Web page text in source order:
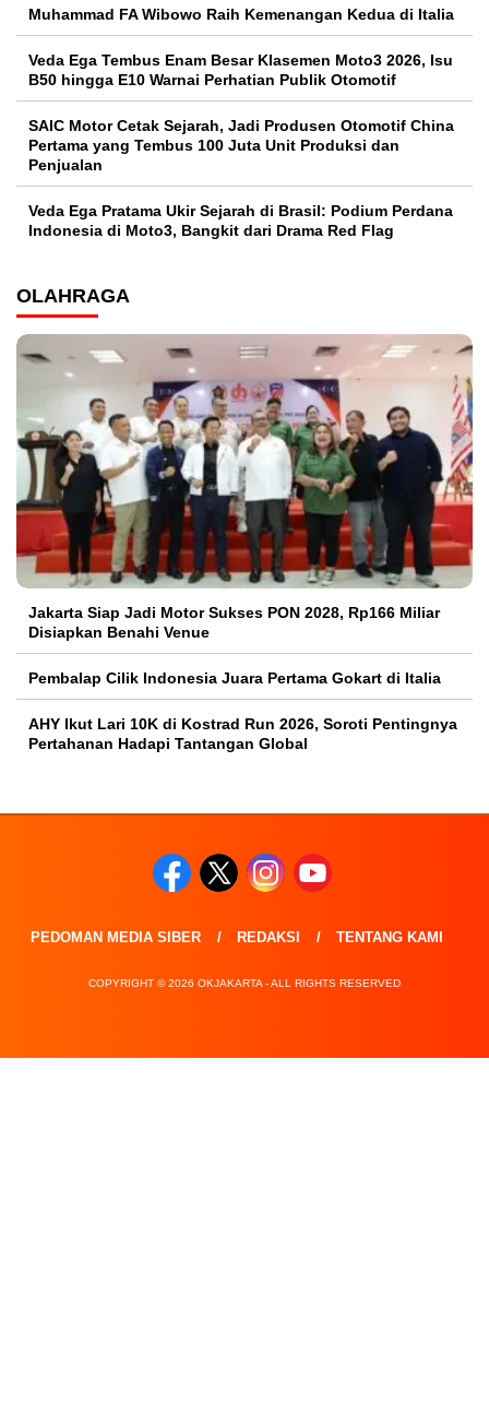
Muhammad FA Wibowo Raih Kemenangan Kedua di Italia
Veda Ega Tembus Enam Besar Klasemen Moto3 2026, Isu
B50 hingga E10 Warnai Perhatian Publik Otomotif
SAIC Motor Cetak Sejarah, Jadi Produsen Otomotif China
Pertama yang Tembus 100 Juta Unit Produksi dan
Penjualan
Veda Ega Pratama Ukir Sejarah di Brasil: Podium Perdana
Indonesia di Moto3, Bangkit dari Drama Red Flag
OLAHRAGA
Jakarta Siap Jadi Motor Sukses PON 2028, Rp166 Miliar
Disiapkan Benahi Venue
Pembalap Cilik Indonesia Juara Pertama Gokart di Italia
AHY Ikut Lari 10K di Kostrad Run 2026, Soroti Pentingnya
Pertahanan Hadapi Tantangan Global
PEDOMAN MEDIA SIBER REDAKSI TENTANG KAMI
COPYRIGHT © 2026 OKJAKARTA - ALL RIGHTS RESERVED